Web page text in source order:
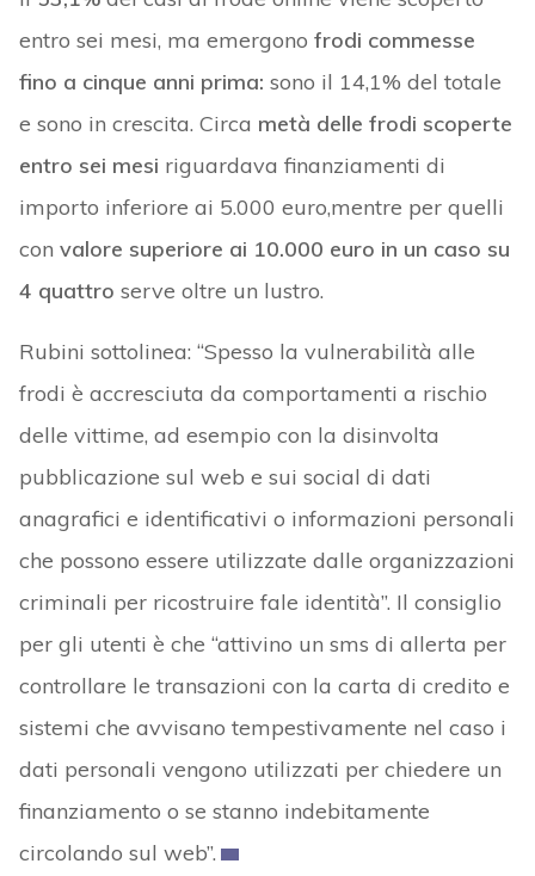
entro sei mesi, ma emergono frodi commesse
fino a cinque anni prima: sono il 14,1% del totale
e sono in crescita. Circa metà delle frodi scoperte
entro sei mesi riguardava finanziamenti di
importo inferiore ai 5.000 euro,mentre per quelli
con valore superiore ai 10.000 euro in un caso su
4 quattro serve oltre un lustro.
Rubini sottolinea: “Spesso la vulnerabilità alle
frodi è accresciuta da comportamenti a rischio
delle vittime, ad esempio con la disinvolta
pubblicazione sul web e sui social di dati
anagrafici e identificativi o informazioni personali
che possono essere utilizzate dalle organizzazioni
criminali per ricostruire fale identità”. Il consiglio
per gli utenti è che “attivino un sms di allerta per
controllare le transazioni con la carta di credito e
sistemi che avvisano tempestivamente nel caso i
dati personali vengono utilizzati per chiedere un
finanziamento o se stanno indebitamente
circolando sul web”.